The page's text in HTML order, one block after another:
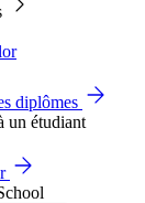
diplômes